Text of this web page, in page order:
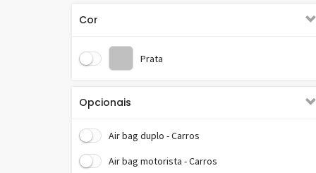
Cor
Prata
Opcionais
Air bag duplo - Carros
Air bag motorista - Carros